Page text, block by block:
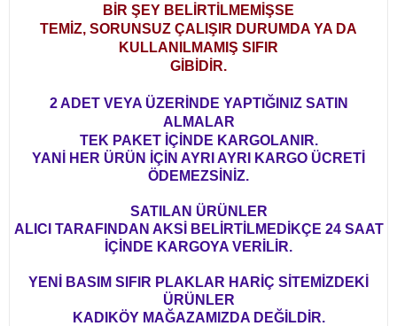
BİR ŞEY BELİRTİLMEMİŞSE
TEMİZ, SORUNSUZ ÇALIŞIR DURUMDA YA DA
KULLANILMAMIŞ SIFIR
GİBİDİR.
2 ADET VEYA ÜZERİNDE YAPTIĞINIZ SATIN
ALMALAR
TEK PAKET İÇİNDE KARGOLANIR.
YANİ HER ÜRÜN İÇİN AYRI AYRI KARGO ÜCRETİ
ÖDEMEZSİNİZ.
SATILAN ÜRÜNLER
ALICI TARAFINDAN AKSİ BELİRTİLMEDİKÇE 24 SAAT
İÇİNDE KARGOYA VERİLİR.
YENİ BASIM SIFIR PLAKLAR HARİÇ SİTEMİZDEKİ
ÜRÜNLER
KADIKÖY MAĞAZAMIZDA DEĞİLDİR.